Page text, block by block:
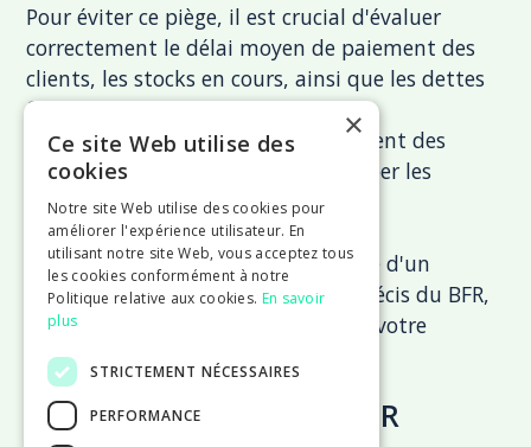
Pour éviter ce piège, il est crucial d'évaluer
correctement le délai moyen de paiement des
clients, les stocks en cours, ainsi que les dettes
fiscales et sociales. Il est également
recommandé de réaliser régulièrement des
prévisions de trésorerie pour anticiper les
besoins en liquidités.
Enfin, n'hésitez pas à solliciter l'aide d'un
expert-comptable pour un calcul précis du BFR,
notamment lors de la rédaction de votre
business plan
Confusion entre FR et BFR
×
Ce site Web utilise des
cookies
Notre site Web utilise des cookies pour
améliorer l'expérience utilisateur. En
utilisant notre site Web, vous acceptez tous
les cookies conformément à notre
Politique relative aux cookies. En savoir
plus
STRICTEMENT NÉCESSAIRES
PERFORMANCE